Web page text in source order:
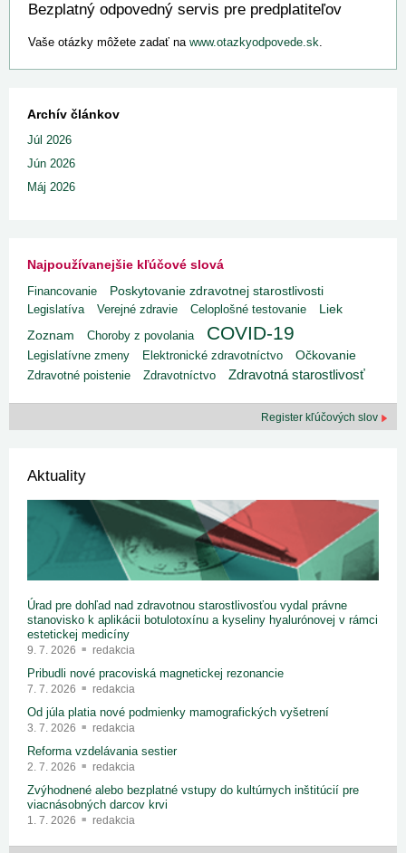
Bezplatný odpovedný servis pre predplatiteľov
Vaše otázky môžete zadať na www.otazkyodpovede.sk.
Archív článkov
Júl 2026
Jún 2026
Máj 2026
Najpoužívanejšie kľúčové slová
Financovanie Poskytovanie zdravotnej starostlivosti
Legislatíva Verejné zdravie Celoplošné testovanie Liek
Zoznam Choroby z povolania COVID-19
Legislatívne zmeny Elektronické zdravotníctvo
Očkovanie
Zdravotné poistenie
Zdravotníctvo Zdravotná starostlivosť
Register kľúčových slov
Aktuality
Úrad pre dohľad nad zdravotnou starostlivosťou vydal právne
stanovisko k aplikácii botulotoxínu a kyseliny hyalurónovej v rámci
estetickej medicíny
9. 7. 2026 redakcia
Pribudli nové pracoviská magnetickej rezonancie
7. 7. 2026 redakcia
Od júla platia nové podmienky mamografických vyšetrení
3. 7. 2026 redakcia
Reforma vzdelávania sestier
2. 7. 2026 redakcia
Zvýhodnené alebo bezplatné vstupy do kultúrnych inštitúcií pre
viacnásobných darcov krvi
1. 7. 2026 redakcia